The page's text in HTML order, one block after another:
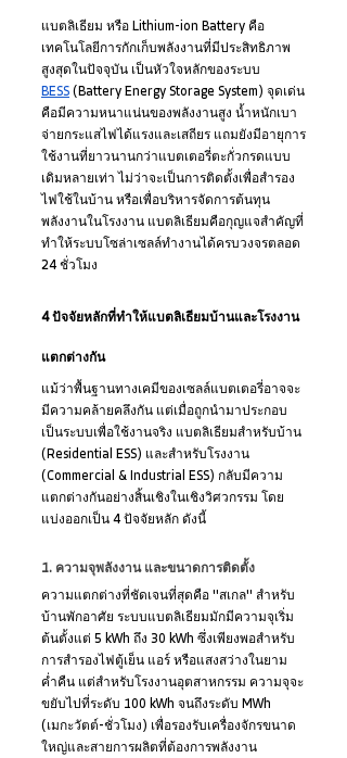
แบตลิเธียม หรือ Lithium-ion Battery คือ
เทคโนโลยีการกักเก็บพลังงานที่มีประสิทธิภาพ
สูงสุดในปัจจุบัน เป็นหัวใจหลักของระบบ
BESS (Battery Energy Storage System) จุดเด่น
คือมีความหนาแน่นของพลังงานสูง น้ำหนักเบา
จ่ายกระแสไฟได้แรงและเสถียร แถมยังมีอายุการ
ใช้งานที่ยาวนานกว่าแบตเตอรี่ตะกั่วกรดแบบ
เดิมหลายเท่า ไม่ว่าจะเป็นการติดตั้งเพื่อสำรอง
ไฟใช้ในบ้าน หรือเพื่อบริหารจัดการต้นทุน
พลังงานในโรงงาน แบตลิเธียมคือกุญแจสำคัญที่
ทำให้ระบบโซล่าเซลล์ทำงานได้ครบวงจรตลอด
24 ชั่วโมง
4 ปัจจัยหลักที่ทำให้แบตลิเธียมบ้านและโรงงาน
แตกต่างกัน
แม้ว่าพื้นฐานทางเคมีของเซลล์แบตเตอรี่อาจจะ
มีความคล้ายคลึงกัน แต่เมื่อถูกนำมาประกอบ
เป็นระบบเพื่อใช้งานจริง แบตลิเธียมสำหรับบ้าน
(Residential ESS) และสำหรับโรงงาน
(Commercial & Industrial ESS) กลับมีความ
แตกต่างกันอย่างสิ้นเชิงในเชิงวิศวกรรม โดย
แบ่งออกเป็น 4 ปัจจัยหลัก ดังนี้
1. ความจุพลังงาน และขนาดการติดตั้ง
ความแตกต่างที่ชัดเจนที่สุดคือ "สเกล" สำหรับ
บ้านพักอาศัย ระบบแบตลิเธียมมักมีความจุเริ่ม
ต้นตั้งแต่ 5 kWh ถึง 30 kWh ซึ่งเพียงพอสำหรับ
การสำรองไฟตู้เย็น แอร์ หรือแสงสว่างในยาม
ค่ำคืน แต่สำหรับโรงงานอุตสาหกรรม ความจุจะ
ขยับไปที่ระดับ 100 kWh จนถึงระดับ MWh
(เมกะวัตต์-ชั่วโมง) เพื่อรองรับเครื่องจักรขนาด
ใหญ่และสายการผลิตที่ต้องการพลังงาน